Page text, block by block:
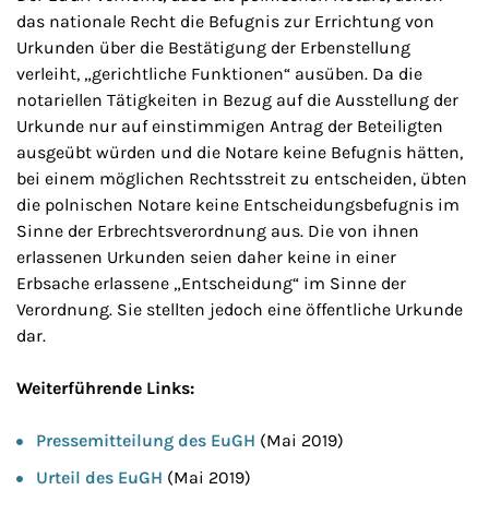
das nationale Recht die Befugnis zur Errichtung von
Urkunden über die Bestätigung der Erbenstellung
verleiht, „gerichtliche Funktionen“ ausüben. Da die
notariellen Tätigkeiten in Bezug auf die Ausstellung der
Urkunde nur auf einstimmigen Antrag der Beteiligten
ausgeübt würden und die Notare keine Befugnis hätten,
bei einem möglichen Rechtsstreit zu entscheiden, übten
die polnischen Notare keine Entscheidungsbefugnis im
Sinne der Erbrechtsverordnung aus. Die von ihnen
erlassenen Urkunden seien daher keine in einer
Erbsache erlassene „Entscheidung“ im Sinne der
Verordnung. Sie stellten jedoch eine öffentliche Urkunde
dar.
Weiterführende Links:
Pressemitteilung des EuGH (Mai 2019)
Urteil des EuGH (Mai 2019)